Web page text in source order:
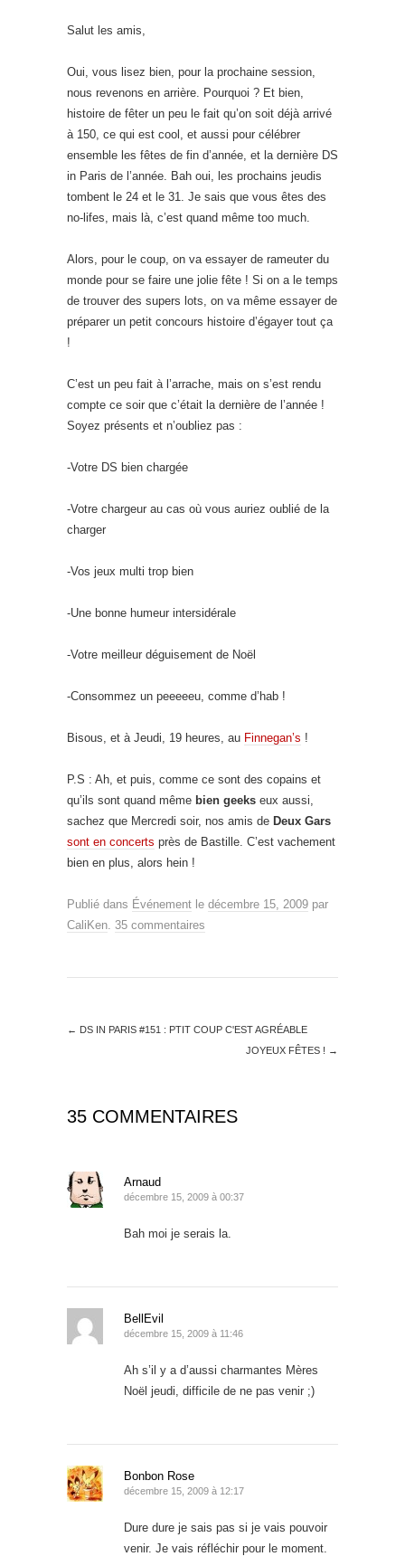
Salut les amis,
Oui, vous lisez bien, pour la prochaine session,
nous revenons en arrière. Pourquoi ? Et bien,
histoire de fêter un peu le fait qu’on soit déjà arrivé
à 150, ce qui est cool, et aussi pour célébrer
ensemble les fêtes de fin d’année, et la dernière DS
in Paris de l’année. Bah oui, les prochains jeudis
tombent le 24 et le 31. Je sais que vous êtes des
no-lifes, mais là, c’est quand même too much.
Alors, pour le coup, on va essayer de rameuter du
monde pour se faire une jolie fête ! Si on a le temps
de trouver des supers lots, on va même essayer de
préparer un petit concours histoire d’égayer tout ça
!
C’est un peu fait à l’arrache, mais on s’est rendu
compte ce soir que c’était la dernière de l’année !
Soyez présents et n’oubliez pas :
-Votre DS bien chargée
-Votre chargeur au cas où vous auriez oublié de la
charger
-Vos jeux multi trop bien
-Une bonne humeur intersidérale
-Votre meilleur déguisement de Noël
-Consommez un peeeeeu, comme d’hab !
Bisous, et à Jeudi, 19 heures, au Finnegan’s !
P.S : Ah, et puis, comme ce sont des copains et
qu’ils sont quand même bien geeks eux aussi,
sachez que Mercredi soir, nos amis de Deux Gars
sont en concerts près de Bastille. C’est vachement
bien en plus, alors hein !
Publié dans Événement le décembre 15, 2009 par
CaliKen. 35 commentaires
← DS IN PARIS #151 : PTIT COUP C'EST AGRÉABLE
JOYEUX FÊTES ! →
35 COMMENTAIRES
Arnaud
décembre 15, 2009 à 00:37
Bah moi je serais la.
BellEvil
décembre 15, 2009 à 11:46
Ah s’il y a d’aussi charmantes Mères
Noël jeudi, difficile de ne pas venir ;)
Bonbon Rose
décembre 15, 2009 à 12:17
Dure dure je sais pas si je vais pouvoir
venir. Je vais réfléchir pour le moment.